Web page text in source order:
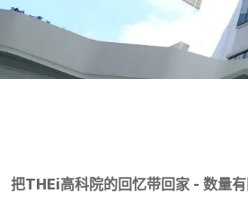
纪念品
把THEi高科院的回忆带回家 - 数量有